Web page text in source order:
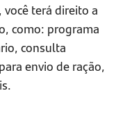
você terá direito a
como: programa
consulta
envio de ração,